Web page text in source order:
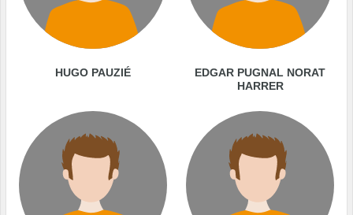
HUGO PAUZIÉ
EDGAR PUGNAL NORAT
HARRER